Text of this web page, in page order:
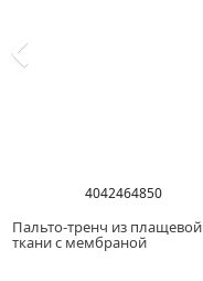
4042464850
Пальто-тренч из плащевой
ткани с мембраной